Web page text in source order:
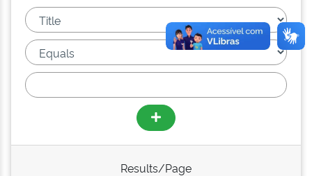
Results/Page